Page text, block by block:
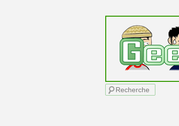
Recherche
Menu principal